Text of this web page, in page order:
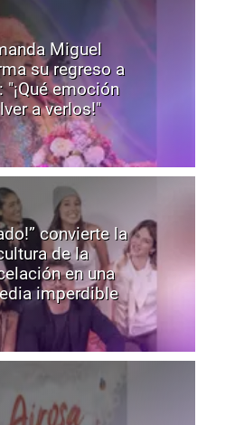
Miguel
su regreso a
"¡Qué emoción
a verlos!"
convierte la
de la
en una
imperdible